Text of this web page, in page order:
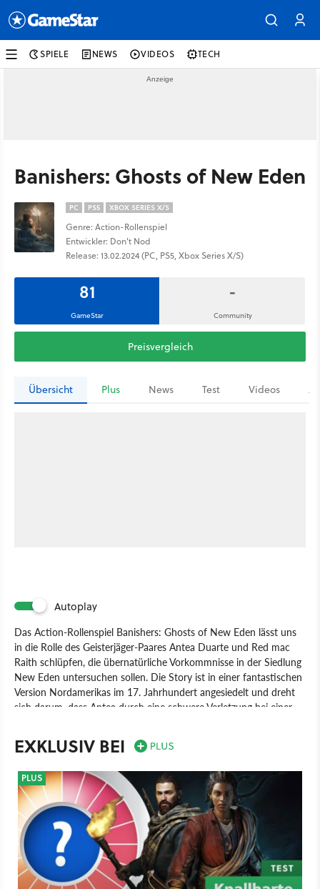
SPIELE NEWS VIDEOS TECH
Banishers: Ghosts of New Eden
PC PS5 XBOX SERIES X/S
Genre: Action-Rollenspiel
Entwickler: Don't Nod
Release: 13.02.2024 (PC, PS5, Xbox Series X/S)
81
GameStar
-
Community
Preisvergleich
Übersicht Plus News Test Videos
Autoplay
Das Action-Rollenspiel Banishers: Ghosts of New Eden lässt uns
in die Rolle des Geisterjäger-Paares Antea Duarte und Red mac
Raith schlüpfen, die übernatürliche Vorkommnisse in der Siedlung
New Eden untersuchen sollen. Die Story ist in einer fantastischen
Version Nordamerikas im 17. Jahrhundert angesiedelt und dreht
sich darum, dass Antea durch eine schwere Verletzung bei einer
sollen wir die Handlung formen und die Schicksale der Charaktere
beeinflussen, ganz wie auch schon in den vorherigen Spielen von
Spiel PC PlayStation Xbox Rollenspiel
Don't Nod
PlayStation 5
Xbox Series X/S Focus Entertainment
EXKLUSIV BEI
PLUS